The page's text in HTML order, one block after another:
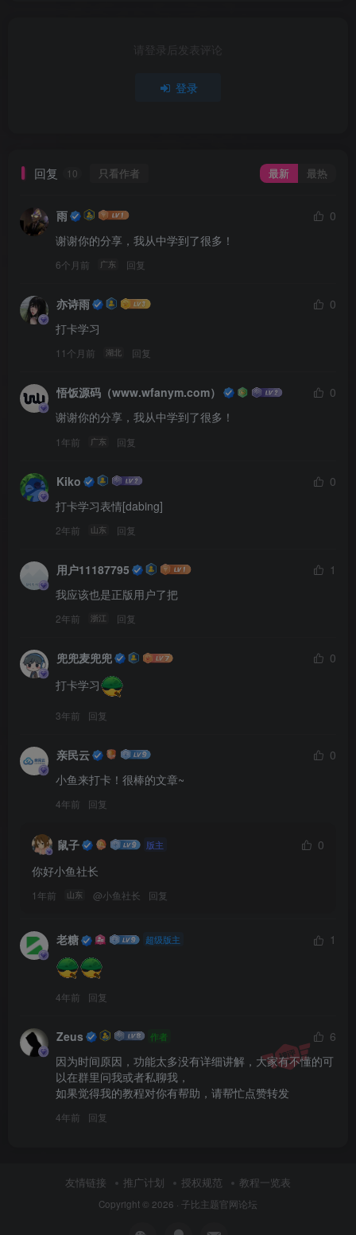
请登录后发表评论
登录
回复 10 只看作者 最新 最热
雨
0
谢谢你的分享，我从中学到了很多！
6个月前 广东 回复
亦诗雨
0
打卡学习
11个月前 湖北 回复
悟饭源码（www.wfanym.com）
0
谢谢你的分享，我从中学到了很多！
1年前 广东 回复
Kiko
0
打卡学习表情[dabing]
2年前 山东 回复
用户11187795
1
我应该也是正版用户了把
2年前 浙江 回复
兜兜麦兜兜
0
打卡学习
3年前 回复
亲民云
0
小鱼来打卡！很棒的文章~
4年前 回复
鼠子 版主
0
你好小鱼社长
1年前 山东 @小鱼社长 回复
老糖 超级版主 1
4年前 回复
Zeus 作者
6
因为时间原因，功能太多没有详细讲解，大家有不懂的可
以在群里问我或者私聊我，
如果觉得我的教程对你有帮助，请帮忙点赞转发
4年前 回复
友情链接 推广计划 授权规范 教程一览表
Copyright © 2026 · 子比主题官网论坛